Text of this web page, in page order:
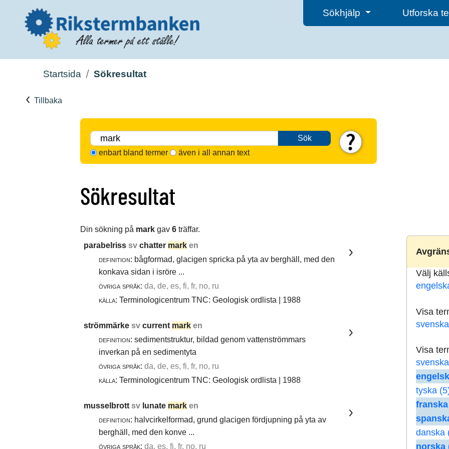
Sökhjälp Utforska
Startsida Sökresultat
Tillbaka
Sök
enbart bland termer
även i all annan text
Sökresultat
Din sökning på mark gav 6 träffar.
Välj
Visa
Visa
tyska
franska
danska
norska
parabelriss sv chatter mark en
definition: bågformad, glacigen spricka på yta av berghäll, med den
konkava sidan i isröre ...
övriga språk: da, de, es, fi, fr, no, ru
källa: Terminologicentrum TNC: Geologisk ordlista | 1988
strömmärke sv current mark en
definition: sedimentstruktur, bildad genom vattenströmmars
inverkan på en sedimentyta
övriga språk: da, de, es, fi, fr, no, ru
källa: Terminologicentrum TNC: Geologisk ordlista | 1988
musselbrott sv lunate mark en
definition: halvcirkelformad, grund glacigen fördjupning på yta av
berghäll, med den konve ...
övriga språk: da, es, fi, fr, no, ru